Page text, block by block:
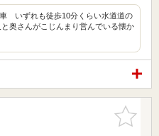
いずれも徒歩10分くらい水道道の
奥さんがこじんまり営んでいる懐か
お気に入
りに追加